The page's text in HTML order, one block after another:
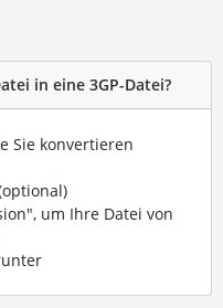
in eine 3GP-Datei?
Sie konvertieren
um Ihre Datei von